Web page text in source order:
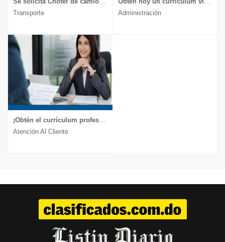
Transporte
¡Obtén el currículum profesional que te lleva a la entrevista!
Atención Al Cliente
Administración